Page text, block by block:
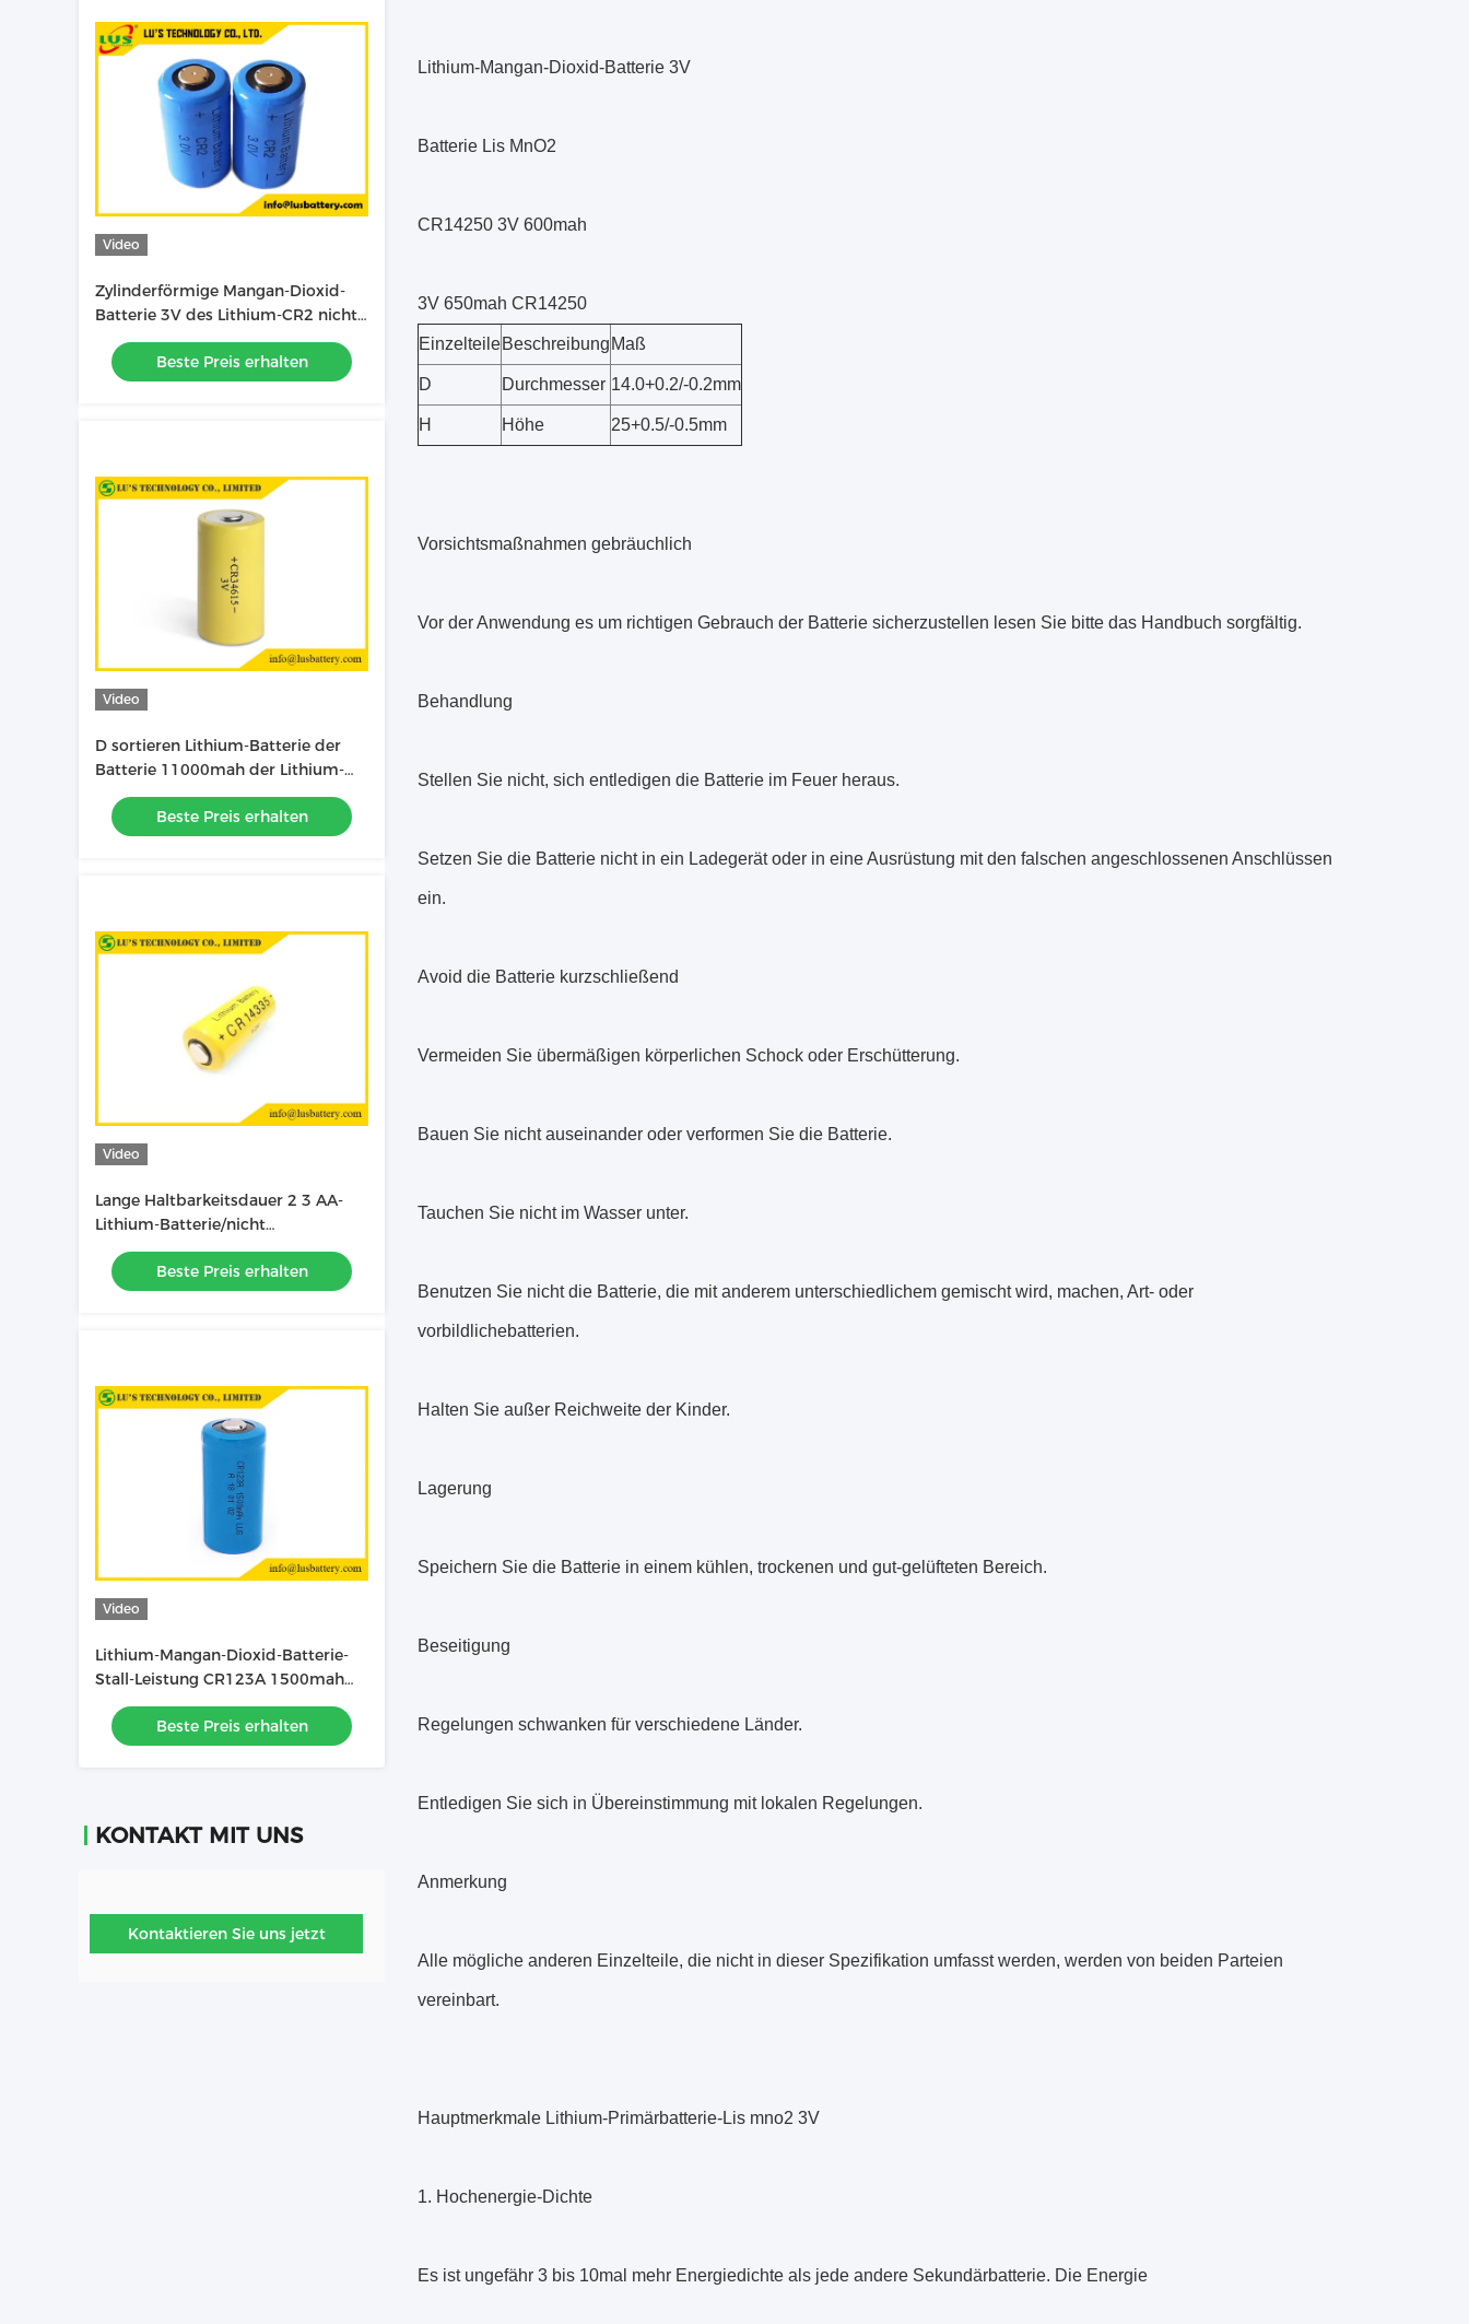
Video
Zylinderförmige Mangan-Dioxid-
Batterie 3V des Lithium-CR2 nicht
wiederaufladbar
Beste Preis erhalten
Video
D sortieren Lithium-Batterie der
Batterie 11000mah der Lithium-
Mangan-Batterie-CR34615 3.0V Li
Mno2
Beste Preis erhalten
Video
Lange Haltbarkeitsdauer 2 3 AA-
Lithium-Batterie/nicht
wiederaufladbare Batterie
CR14335 800mah
Beste Preis erhalten
Video
Lithium-Mangan-Dioxid-Batterie-
Stall-Leistung CR123A 1500mah
Beste Preis erhalten
KONTAKT MIT UNS
Kontaktieren Sie uns jetzt
Lithium-Mangan-Dioxid-Batterie 3V
Batterie Lis MnO2
CR14250 3V 600mah
3V 650mah CR14250
EinzelteileBeschreibung Maß
D Durchmesser 14.0+0.2/-0.2mm
H Höhe 25+0.5/-0.5mm
Vorsichtsmaßnahmen gebräuchlich
Vor der Anwendung es um richtigen Gebrauch der Batterie sicherzustellen lesen Sie bitte das Handbuch sorgfältig.
Behandlung
Stellen Sie nicht, sich entledigen die Batterie im Feuer heraus.
Setzen Sie die Batterie nicht in ein Ladegerät oder in eine Ausrüstung mit den falschen angeschlossenen Anschlüssen
ein.
Avoid die Batterie kurzschließend
Vermeiden Sie übermäßigen körperlichen Schock oder Erschütterung.
Bauen Sie nicht auseinander oder verformen Sie die Batterie.
Tauchen Sie nicht im Wasser unter.
Benutzen Sie nicht die Batterie, die mit anderem unterschiedlichem gemischt wird, machen, Art- oder
vorbildlichebatterien.
Halten Sie außer Reichweite der Kinder.
Lagerung
Speichern Sie die Batterie in einem kühlen, trockenen und gut-gelüfteten Bereich.
Beseitigung
Regelungen schwanken für verschiedene Länder.
Entledigen Sie sich in Übereinstimmung mit lokalen Regelungen.
Anmerkung
Alle mögliche anderen Einzelteile, die nicht in dieser Spezifikation umfasst werden, werden von beiden Parteien
vereinbart.
Hauptmerkmale Lithium-Primärbatterie-Lis mno2 3V
1. Hochenergie-Dichte
Es ist ungefähr 3 bis 10mal mehr Energiedichte als jede andere Sekundärbatterie. Die Energie